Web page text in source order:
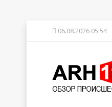
06.08.2026 05:54